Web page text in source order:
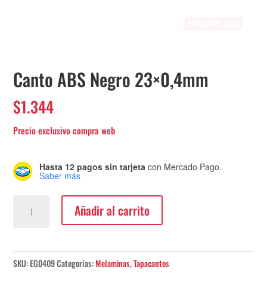
Canto ABS Negro 23×0,4mm
$1.344
Hasta 12 pagos sin tarjeta con Mercado Pago.
Saber más
cantidad
Añadir al carrito
SKU:EG0409Categorías:Melaminas,Tapacantos